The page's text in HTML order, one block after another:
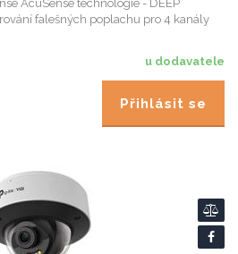
AcuSense technologie - DEEP
falešných poplachu pro 4 kanály
u dodavatele
Přihlásit se